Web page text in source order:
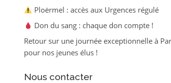
Ploërmel : accès aux Urgences régulé
Don du sang : chaque don compte !
Retour sur une journée exceptionnelle à
pour nos jeunes élus !
Nous contacter